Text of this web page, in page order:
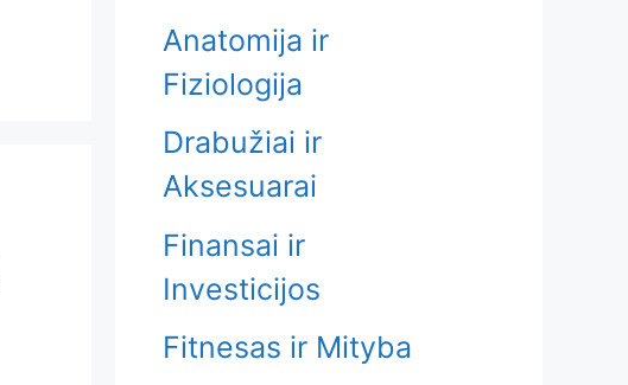
Anatomija ir
Fiziologija
Drabužiai ir
Aksesuarai
Finansai ir
Investicijos
Fitnesas ir Mityba